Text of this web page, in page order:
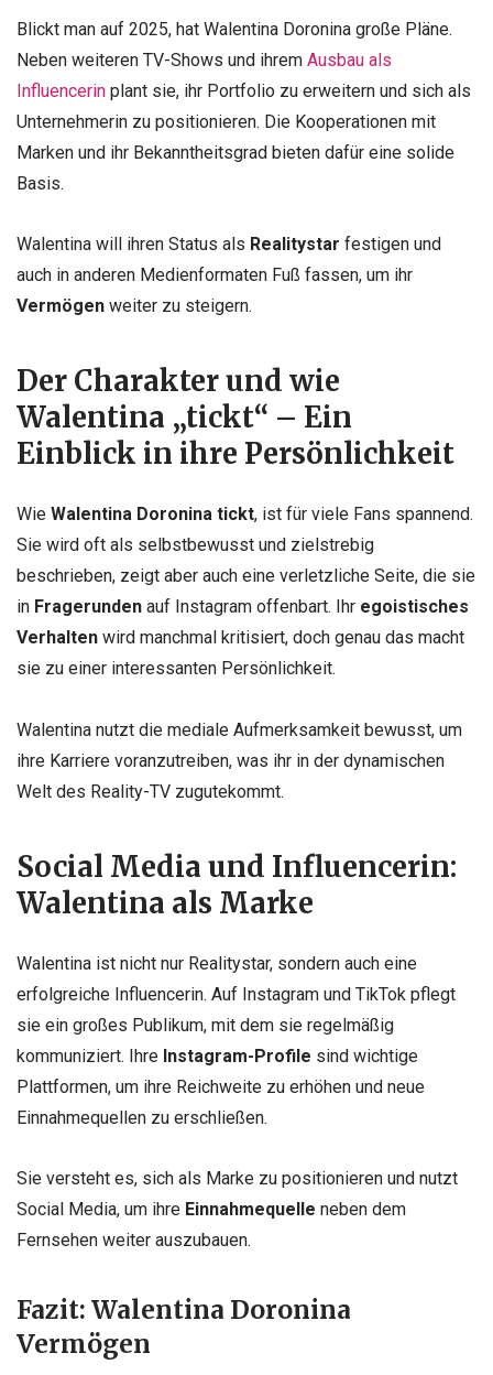
Blickt man auf 2025, hat Walentina Doronina große Pläne.
Neben weiteren TV-Shows und ihrem Ausbau als
Influencerin plant sie, ihr Portfolio zu erweitern und sich als
Unternehmerin zu positionieren. Die Kooperationen mit
Marken und ihr Bekanntheitsgrad bieten dafür eine solide
Basis.
Walentina will ihren Status als Realitystar festigen und
auch in anderen Medienformaten Fuß fassen, um ihr
Vermögen weiter zu steigern.
Der Charakter und wie
Walentina „tickt“ – Ein
Einblick in ihre Persönlichkeit
Wie Walentina Doronina tickt, ist für viele Fans spannend.
Sie wird oft als selbstbewusst und zielstrebig
beschrieben, zeigt aber auch eine verletzliche Seite, die sie
in Fragerunden auf Instagram offenbart. Ihr egoistisches
Verhalten wird manchmal kritisiert, doch genau das macht
sie zu einer interessanten Persönlichkeit.
Walentina nutzt die mediale Aufmerksamkeit bewusst, um
ihre Karriere voranzutreiben, was ihr in der dynamischen
Welt des Reality-TV zugutekommt.
Social Media und Influencerin:
Walentina als Marke
Walentina ist nicht nur Realitystar, sondern auch eine
erfolgreiche Influencerin. Auf Instagram und TikTok pflegt
sie ein großes Publikum, mit dem sie regelmäßig
kommuniziert. Ihre Instagram-Profile sind wichtige
Plattformen, um ihre Reichweite zu erhöhen und neue
Einnahmequellen zu erschließen.
Sie versteht es, sich als Marke zu positionieren und nutzt
Social Media, um ihre Einnahmequelle neben dem
Fernsehen weiter auszubauen.
Fazit: Walentina Doronina
Vermögen